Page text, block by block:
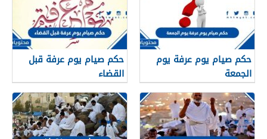
حكم صيام يوم عرفة يوم
الجمعة
حكم صيام يوم عرفة قبل
القضاء